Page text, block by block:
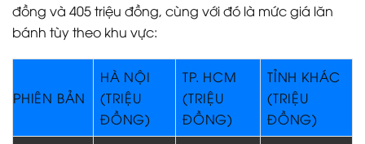
đồng và 405 triệu đồng, cùng với đó là mức giá lăn
bánh tùy theo khu vực:
PHIÊN BẢN
HÀ NỘI
(TRIỆU
ĐỒNG)
TP. HCM
(TRIỆU
ĐỒNG)
TỈNH KHÁC
(TRIỆU
ĐỒNG)